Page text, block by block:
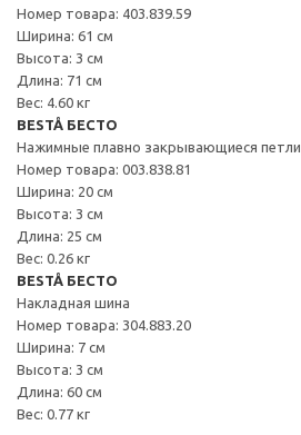
Номер товара: 403.839.59
Ширина: 61 см
Высота: 3 см
Длина: 71 см
Вес: 4.60 кг
BESTÅ БЕСТО
Нажимные плавно закрывающиеся петли
Номер товара: 003.838.81
Ширина: 20 см
Высота: 3 см
Длина: 25 см
Вес: 0.26 кг
BESTÅ БЕСТО
Накладная шина
Номер товара: 304.883.20
Ширина: 7 см
Высота: 3 см
Длина: 60 см
Вес: 0.77 кг